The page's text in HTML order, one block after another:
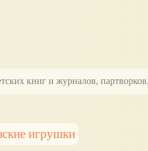
книг и журналов,
игрушки